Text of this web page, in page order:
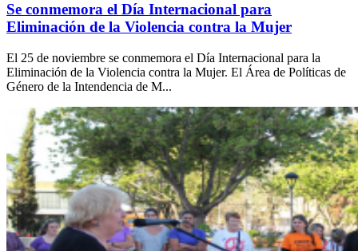
Se conmemora el Día Internacional para
Eliminación de la Violencia contra la Mujer
El 25 de noviembre se conmemora el Día Internacional para la
Eliminación de la Violencia contra la Mujer. El Área de Políticas de
Género de la Intendencia de M...